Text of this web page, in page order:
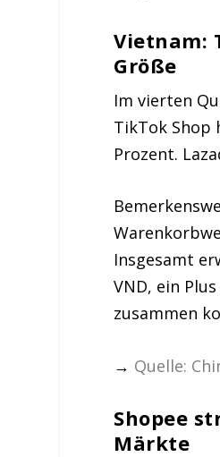
Vietnam:
Größe
Im vierten
TikTok Shop
Prozent.
Insgesamt
VND, ein
zusammen
→ Quelle:
Shopee
Märkte